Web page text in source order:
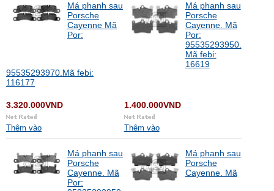
Má phanh sau
Porsche
Cayenne Mã
Por:
95535293970.Mã febi:
116177
3.320.000VND
Thêm vào
Má phanh sau
Porsche
Cayenne. Mã
Por:
95535293950.
Mã febi:
16619
1.400.000VND
Thêm vào
Má phanh sau
Porsche
Cayenne. Mã
Por:
Má phanh sau
Porsche
Cayenne. Mã